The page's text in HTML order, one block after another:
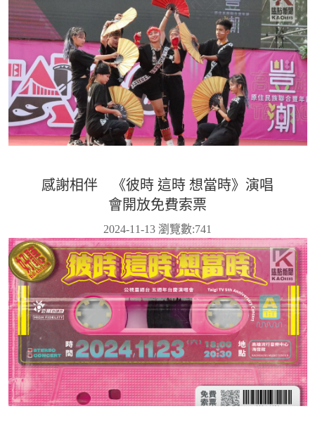
感謝相伴 《彼時 這時 想當時》演唱
會開放免費索票
2024-11-13 瀏覽數:741